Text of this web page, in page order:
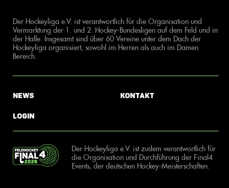
Der Hockeyliga e.V. ist verantwortlich für die Organisation und
Vermarktung der 1. und 2. Hockey-Bundesligen auf dem Feld und in
der Halle. Insgesamt sind über 60 Vereine unter dem Dach der
Hockeyliga organisiert, sowohl im Herren als auch im Damen
Bereich.
News
Login
Kontakt
Der Hockeyliga e.V. ist zudem verantwortlich für
die Organisation und Durchführung der Final4
Events, der deutschen Hockey-Meisterschaften.